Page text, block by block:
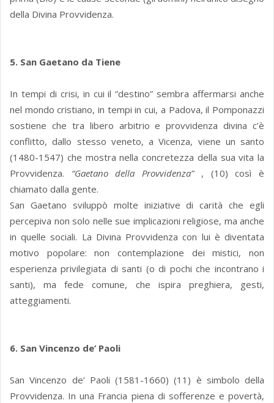
della Divina Provvidenza.
5. San Gaetano da Tiene
In tempi di crisi, in cui il “destino” sembra affermarsi anche
nel mondo cristiano, in tempi in cui, a Padova, il Pomponazzi
sostiene che tra libero arbitrio e provvidenza divina c’è
conflitto, dallo stesso veneto, a Vicenza, viene un santo
(1480-1547) che mostra nella concretezza della sua vita la
Provvidenza. “Gaetano della Provvidenza” , (10) così è
chiamato dalla gente.
San Gaetano sviluppò molte iniziative di carità che egli
percepiva non solo nelle sue implicazioni religiose, ma anche
in quelle sociali. La Divina Provvidenza con lui è diventata
motivo popolare: non contemplazione dei mistici, non
esperienza privilegiata di santi (o di pochi che incontrano i
santi), ma fede comune, che ispira preghiera, gesti,
atteggiamenti.
6. San Vincenzo de’ Paoli
San Vincenzo de’ Paoli (1581-1660) (11) è simbolo della
Provvidenza. In una Francia piena di sofferenze e povertà,